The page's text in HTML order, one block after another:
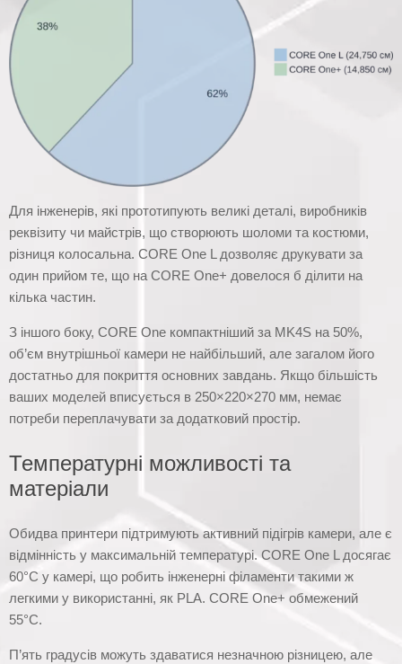
Для інженерів, які прототипують великі деталі, виробників
реквізиту чи майстрів, що створюють шоломи та костюми,
різниця колосальна. CORE One L дозволяє друкувати за
один прийом те, що на CORE One+ довелося б ділити на
кілька частин.
З іншого боку, CORE One компактніший за MK4S на 50%,
об’єм внутрішньої камери не найбільший, але загалом його
достатньо для покриття основних завдань. Якщо більшість
ваших моделей вписується в 250×220×270 мм, немає
потреби переплачувати за додатковий простір.
Температурні можливості та
матеріали
Обидва принтери підтримують активний підігрів камери, але є
відмінність у максимальній температурі. CORE One L досягає
60°C у камері, що робить інженерні філаменти такими ж
легкими у використанні, як PLA. CORE One+ обмежений
55°C.
П’ять градусів можуть здаватися незначною різницею, але